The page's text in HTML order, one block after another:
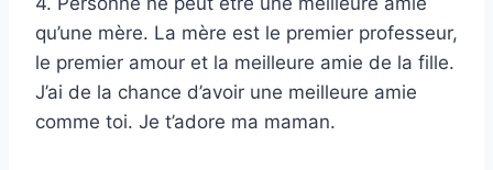
qu’une mère. La mère est le premier professeur,
le premier amour et la meilleure amie de la fille.
J’ai de la chance d’avoir une meilleure amie
comme toi. Je t’adore ma maman.